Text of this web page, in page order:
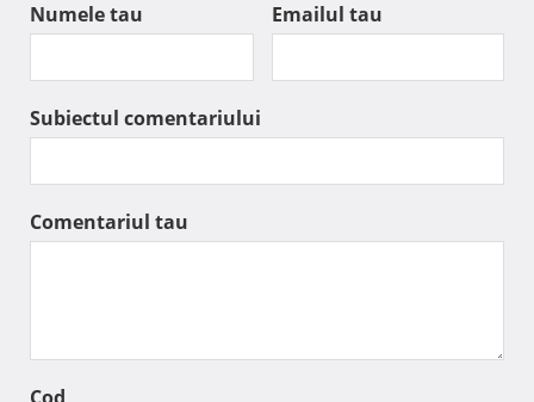
Numele tau Emailul tau
Subiectul comentariului
Comentariul tau